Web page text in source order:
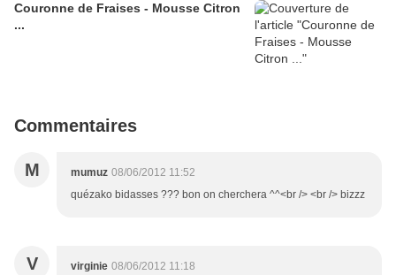
Couronne de Fraises - Mousse Citron
...
Commentaires
M mumuz 08/06/2012 11:52
quézako bidasses ??? bon on cherchera ^^<br /> <br /> bizzz
V virginie 08/06/2012 11:18